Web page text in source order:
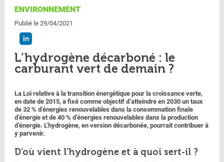
ENVIRONNEMENT
Publié le 29/04/2021
L’hydrogène décarboné : le
carburant vert de demain ?
La Loi relative à la transition énergétique pour la croissance verte,
en date de 2015, a fixé comme objectif d’atteindre en 2030 un taux
de 32 % d’énergies renouvelables dans la consommation finale
d’énergie et de 40 % d’énergies renouvelables dans la production
d’énergie. L’hydrogène, en version décarbonée, pourrait contribuer à
y parvenir.
D’où vient l’hydrogène et à quoi sert-il ?